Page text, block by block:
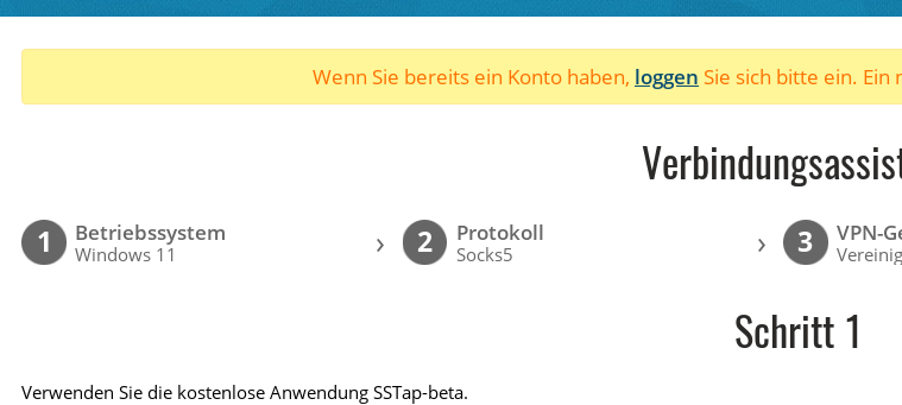
Wenn Sie bereits ein Konto haben, loggen Sie sich bitte ein. Ein
1 Betriebssystem
Windows 11 › 2 Protokoll
Socks5 › 3 VPN-
Schritt 1
Verwenden Sie die kostenlose Anwendung SSTap-beta.